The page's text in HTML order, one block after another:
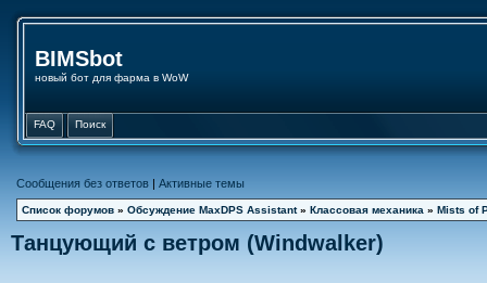
BIMSbot
новый бот для фарма в WoW
FAQ Поиск
Сообщения без ответов | Активные темы
Список форумов » Обсуждение MaxDPS Assistant» Классовая механика » Mists of
Танцующий с ветром (Windwalker)